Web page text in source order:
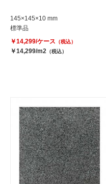
145×145×10 mm
標準品
￥14,299/ケース （税込）
￥14,299/m2 （税込）